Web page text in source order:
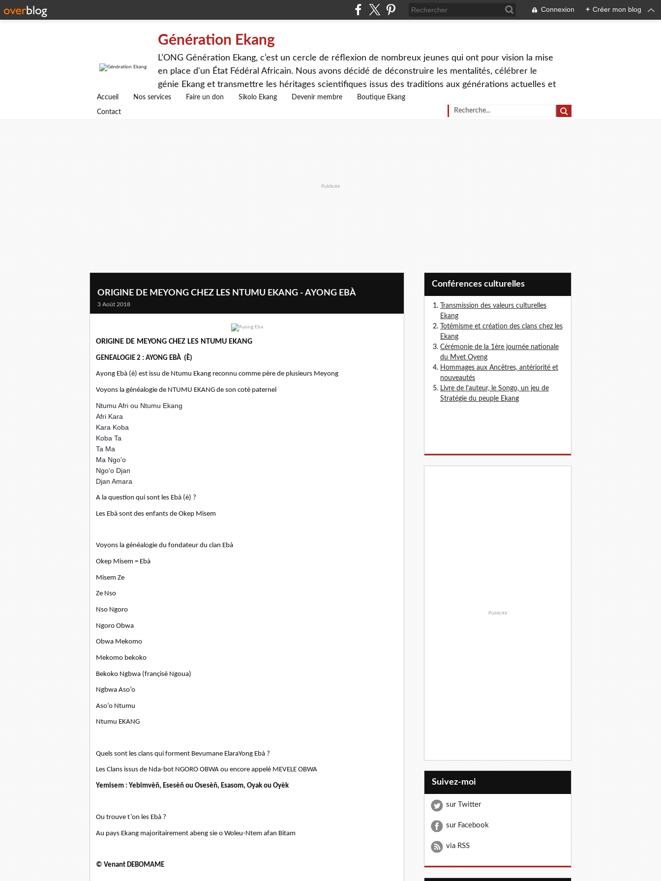
Connexion + Créer mon blog
Génération Ekang
L’ONG Génération Ekang, c’est un cercle de réflexion de nombreux jeunes qui ont pour vision la mise
en place d'un État Fédéral Africain. Nous avons décidé de déconstruire les mentalités, célébrer le
génie Ekang et transmettre les héritages scientifiques issus des traditions aux générations actuelles et
avenirs.
Accueil Nos services Faire un don Sikolo Ekang Devenir membre Boutique Ekang
Contact
Publicité
ORIGINE DE MEYONG CHEZ LES NTUMU EKANG - AYONG EBÀ
3 Août 2018
ORIGINE DE MEYONG CHEZ LES NTUMU EKANG
GENEALOGIE 2 : AYONG EBÀ (È)
Ayong Ebà (è) est issu de Ntumu Ekang reconnu comme père de plusieurs Meyong
Voyons la généalogie de NTUMU EKANG de son coté paternel
Ntumu Afri ou Ntumu Ekang
Afri Kara
Kara Koba
Koba Ta
Ta Ma
Ma Ngo'o
Ngo'o Djan
Djan Amara
A la question qui sont les Ebà (è) ?
Les Ebà sont des enfants de Okep Misem
Voyons la généalogie du fondateur du clan Ebà
Okep Misem = Ebà
Misem Ze
Ze Nso
Nso Ngoro
Ngoro Obwa
Obwa Mekomo
Mekomo bekoko
Bekoko Ngbwa (françisé Ngoua)
Ngbwa Aso’o
Aso’o Ntumu
Ntumu EKANG
Quels sont les clans qui forment Bevumane ElaraYong Ebà ?
Les Clans issus de Nda-bot NGORO OBWA ou encore appelé MEVELE OBWA
Yemisem : Yebimvèñ, Esesèñ ou Osesèñ, Esasom, Oyak ou Oyèk
Ou trouve t’on les Ebà ?
Au pays Ekang majoritairement abeng sie o Woleu-Ntem afan Bitam
© Venant DEBOMAME
Conférences culturelles
Transmission des valeurs culturelles
Ekang
Totémisme et création des clans chez les
Ekang
Cérémonie de la 1ère journée nationale
du Mvet Oyeng
Hommages aux Ancêtres, antériorité et
nouveautés
Livre de l'auteur, le Songo, un jeu de
Stratégie du peuple Ekang
Publicité
Suivez-moi
sur Twitter
sur Facebook
via RSS